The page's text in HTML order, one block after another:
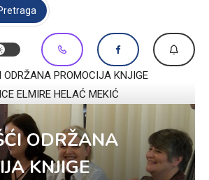
ODRŽANA PROMOCIJA KNJIGE
ELMIRE HELAĆ MEKIĆ
ODRŽANA
KNJIGE